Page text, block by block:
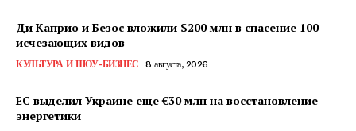
КавПолит
Ди Каприо и Безос вложили $200 млн в спасение 100
исчезающих видов
КУЛЬТУРА И ШОУ-БИЗНЕС 8 августа, 2026
ЕС выделил Украине еще €30 млн на восстановление
энергетики